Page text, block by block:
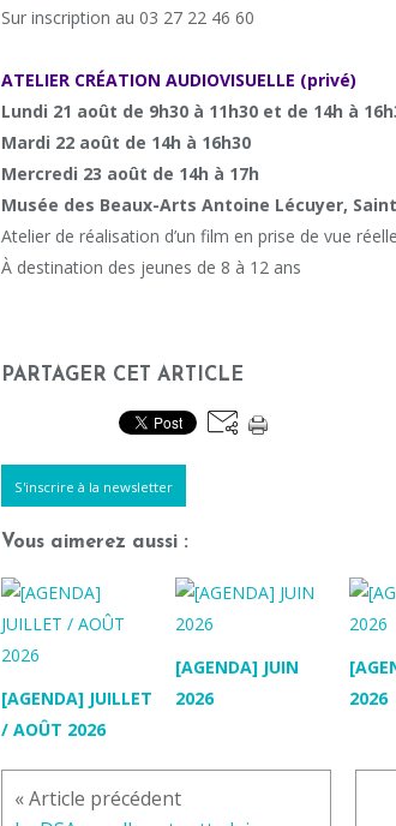
Sur inscription au 03 27 22 46 60
ATELIER CRÉATION AUDIOVISUELLE (privé)
Lundi 21 août de 9h30 à 11h30 et de 14h à
Mardi 22 août de 14h à 16h30
Mercredi 23 août de 14h à 17h
Musée des Beaux-Arts Antoine Lécuyer,
Atelier de réalisation d’un film en prise de vue
À destination des jeunes de 8 à 12 ans
PARTAGER CET ARTICLE
S'inscrire à la newsletter
Vous aimerez aussi :
[AGENDA] JUILLET
/ AOÛT 2026
[AGENDA] JUIN
2026
2026
« Article précédent